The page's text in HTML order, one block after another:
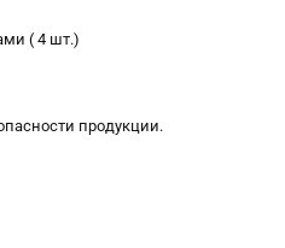
( 4 шт.)
продукции.